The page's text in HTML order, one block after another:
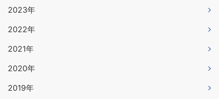
2023年
2022年
2021年
2020年
2019年